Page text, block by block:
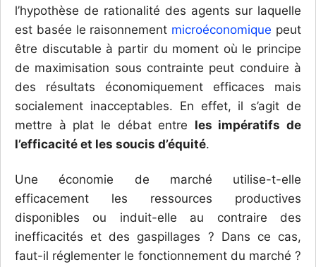
l’hypothèse de rationalité des agents sur laquelle
est basée le raisonnement microéconomique peut
être discutable à partir du moment où le principe
de maximisation sous contrainte peut conduire à
des résultats économiquement efficaces mais
socialement inacceptables. En effet, il s’agit de
mettre à plat le débat entre les impératifs de
l’efficacité et les soucis d’équité.
Une économie de marché utilise-t-elle
efficacement les ressources productives
disponibles ou induit-elle au contraire des
inefficacités et des gaspillages ? Dans ce cas,
faut-il réglementer le fonctionnement du marché ?